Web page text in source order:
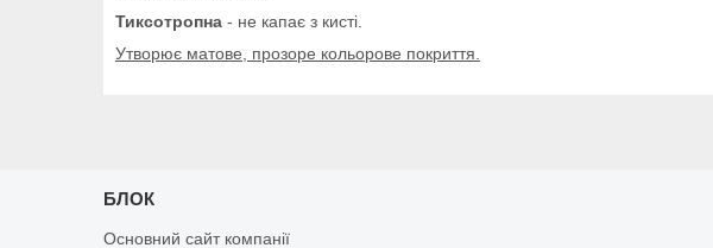
Тиксотропна - не капає з кисті.
Утворює матове, прозоре кольорове покриття.
БЛОК
Основний сайт компанії